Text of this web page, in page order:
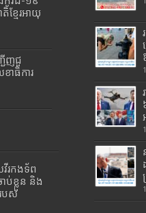
មែរអាយុ
ើញជួ
ាធិការ
វីរកងទ័ព
ប់ខ្លួន និង
បស់